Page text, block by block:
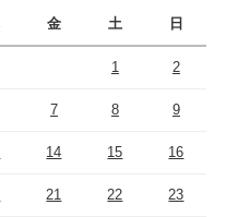
金 土 日
1 2
7 8 9
14 15 16
21 22 23